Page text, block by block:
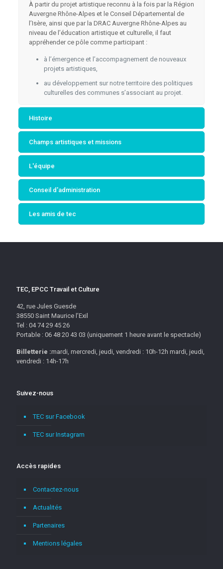
À partir du projet artistique reconnu à la fois par la Région
Auvergne Rhône-Alpes et le Conseil Départemental de
l’Isère, ainsi que par la DRAC Auvergne Rhône-Alpes au
niveau de l’éducation artistique et culturelle, il faut
appréhender ce pôle comme participant :
à l’émergence et l’accompagnement de nouveaux
projets artistiques,
au développement sur notre territoire des politiques
culturelles des communes s’associant au projet.
Histoire
Champs artistiques et missions
L'équipe
Conseil d'administration
Les amis de tec
TEC, EPCC Travail et Culture
42, rue Jules Guesde
38550 Saint Maurice l’Exil
Tel : 04 74 29 45 26
Portable : 06 48 20 43 03 (uniquement 1 heure avant le spectacle)
Billetterie :mardi, mercredi, jeudi, vendredi : 10h-12h mardi, jeudi,
vendredi : 14h-17h
Suivez-nous
TEC sur Facebook
TEC sur Instagram
Accès rapides
Contactez-nous
Actualités
Partenaires
Mentions légales